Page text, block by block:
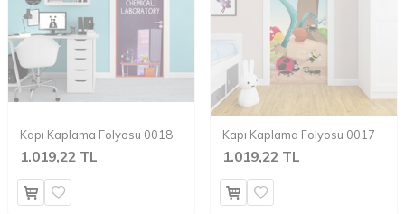
Kapı Kaplama Folyosu 0018
1.019,22 TL
Kapı Kaplama Folyosu 0017
1.019,22 TL